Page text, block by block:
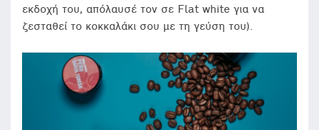
εκδοχή του, απόλαυσέ τον σε Flat white για να
ζεσταθεί το κοκκαλάκι σου με τη γεύση του).